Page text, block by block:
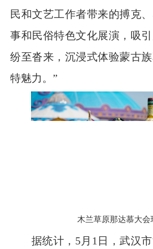
民和文艺工作者带来的搏克
事和民俗特色文化展演，吸
纷至沓来，沉浸式体验蒙古
特魅力。”
木兰草原那达慕大会
据统计，5月1日，武汉